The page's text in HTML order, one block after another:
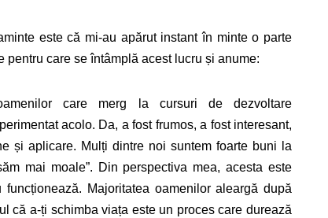
este că mi-au apărut instant în minte o parte
pentru care se întâmplă acest lucru și anume:
care merg la cursuri de dezvoltare
acolo. Da, a fost frumos, a fost interesant,
și aplicare. Mulți dintre noi suntem foarte buni la
mai moale”. Din perspectiva mea, acesta este
Majoritatea oamenilor aleargă după
că a-ți schimba viața este un proces care durează